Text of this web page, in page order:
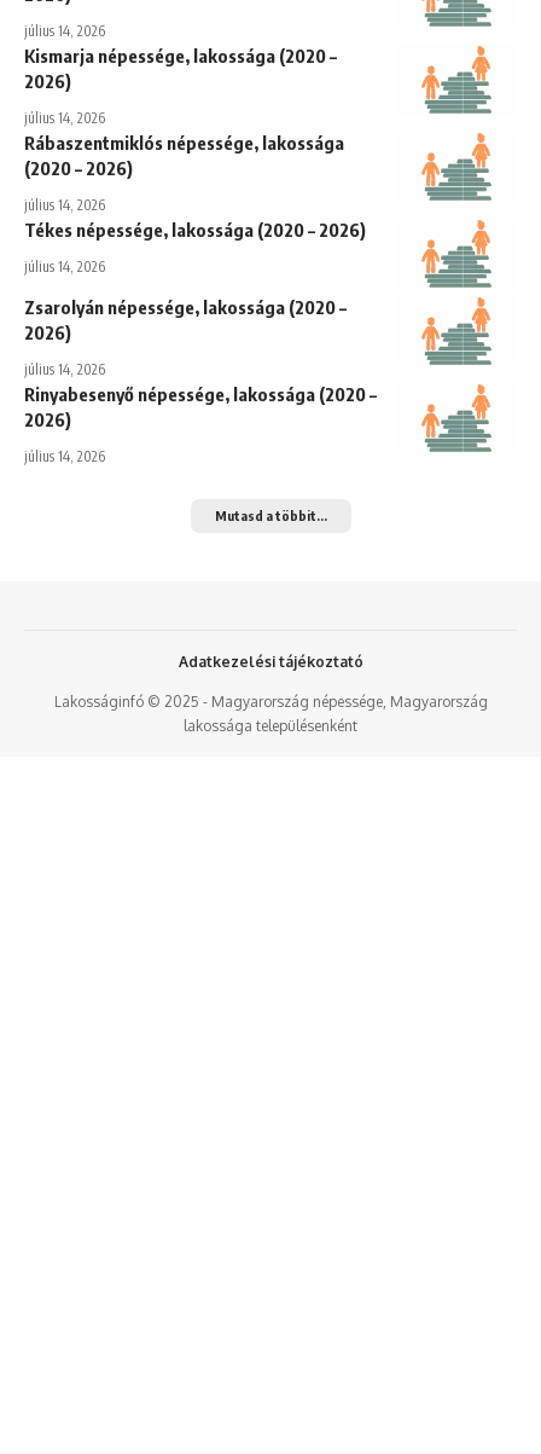
július 14, 2026
Kismarja népessége, lakossága (2020 –
2026)
július 14, 2026
Rábaszentmiklós népessége, lakossága
(2020 – 2026)
július 14, 2026
Tékes népessége, lakossága (2020 – 2026)
július 14, 2026
Zsarolyán népessége, lakossága (2020 –
2026)
július 14, 2026
Rinyabesenyő népessége, lakossága (2020 –
2026)
július 14, 2026
Mutasd a többit...
Lakosságinfó © 2025 - Magyarország népessége, Magyarország
lakossága településenként
Adatkezelési tájékoztató